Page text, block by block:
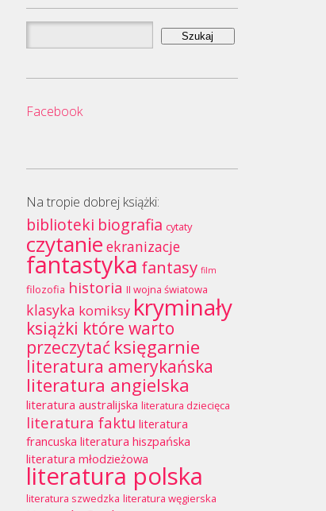
Szukaj:
Facebook
Na tropie dobrej książki:
biblioteki biografia cytaty
czytanie ekranizacje
fantastyka fantasy film
filozofia historia II wojna światowa
klasyka komiksy kryminały
książki które warto
przeczytać księgarnie
literatura amerykańska
literatura angielska
literatura australijska literatura dziecięca
literatura faktu literatura
francuska literatura hiszpańska
literatura młodzieżowa
literatura polska
literatura szwedzka literatura węgierska